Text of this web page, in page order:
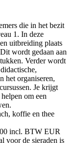
die in het bezit
1. In deze
uitbreiding plaats
wordt gedaan aan
Verder wordt
het organiseren,
Je krijgt
om een
koffie en thee
incl. BTW EUR
voor de sieraden is